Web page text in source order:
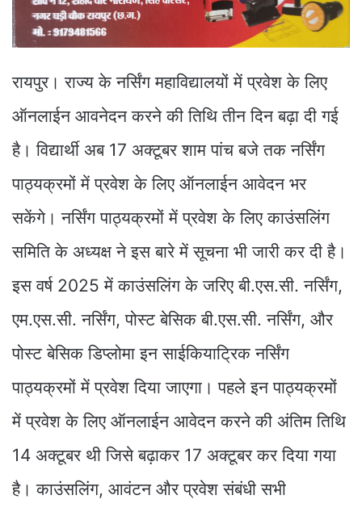
रायपुर। राज्य के नर्सिंग महाविद्यालयों में प्रवेश के लिए
ऑनलाईन आवनेदन करने की तिथि तीन दिन बढ़ा दी गई
है। विद्यार्थी अब 17 अक्टूबर शाम पांच बजे तक नर्सिंग
पाठ्यक्रमों में प्रवेश के लिए ऑनलाईन आवेदन भर
सकेंगे। नर्सिंग पाठ्यक्रमों में प्रवेश के लिए काउंसलिंग
समिति के अध्यक्ष ने इस बारे में सूचना भी जारी कर दी है।
इस वर्ष 2025 में काउंसलिंग के जरिए बी.एस.सी. नर्सिंग,
एम.एस.सी. नर्सिंग, पोस्ट बेसिक बी.एस.सी. नर्सिंग, और
पोस्ट बेसिक डिप्लोमा इन साईकियाट्रिक नर्सिंग
पाठ्यक्रमों में प्रवेश दिया जाएगा। पहले इन पाठ्यक्रमों
में प्रवेश के लिए ऑनलाईन आवेदन करने की अंतिम तिथि
14 अक्टूबर थी जिसे बढ़ाकर 17 अक्टूबर कर दिया गया
है। काउंसलिंग, आवंटन और प्रवेश संबंधी सभी